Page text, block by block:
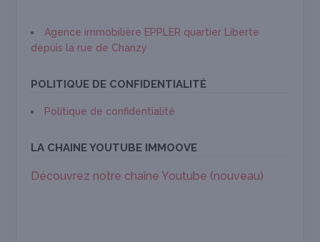
Agence immobilière EPPLER quartier Liberte
depuis la rue de Chanzy
POLITIQUE DE CONFIDENTIALITÉ
Politique de confidentialité
LA CHAINE YOUTUBE IMMOOVE
Découvrez notre chaîne Youtube (nouveau)